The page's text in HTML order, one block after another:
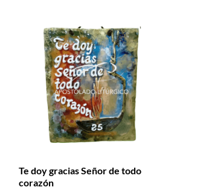
Te doy gracias Señor de todo
corazón